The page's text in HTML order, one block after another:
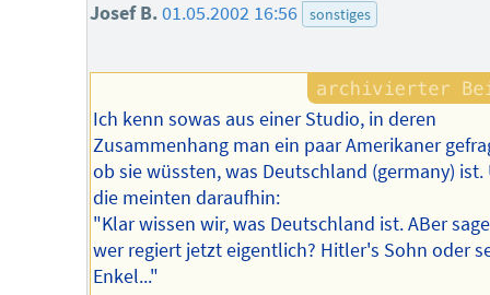
Josef B.01.05.2002 16:56 sonstiges
Ich kenn sowas aus einer Studio, in deren
Zusammenhang man ein paar Amerikaner
ob sie wüssten, was Deutschland (germany) ist.
die meinten daraufhin:
"Klar wissen wir, was Deutschland ist. ABer
wer regiert jetzt eigentlich? Hitler's Sohn oder
Enkel..."